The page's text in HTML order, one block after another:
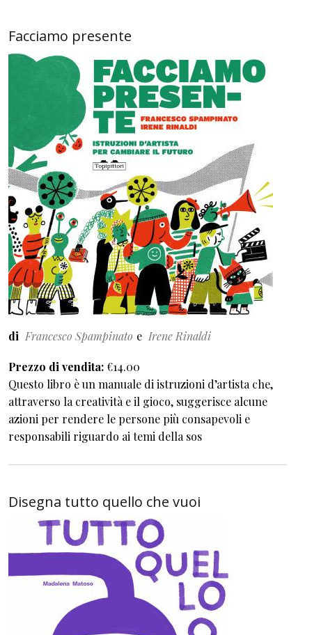
Facciamo presente
di Francesco Spampinato Irene Rinaldi
Prezzo di vendita €14.00
Questo libro è un manuale di istruzioni d’artista che,
attraverso la creatività e il gioco, suggerisce alcune
azioni per rendere le persone più consapevoli e
responsabili riguardo ai temi della sos
Disegna tutto quello che vuoi